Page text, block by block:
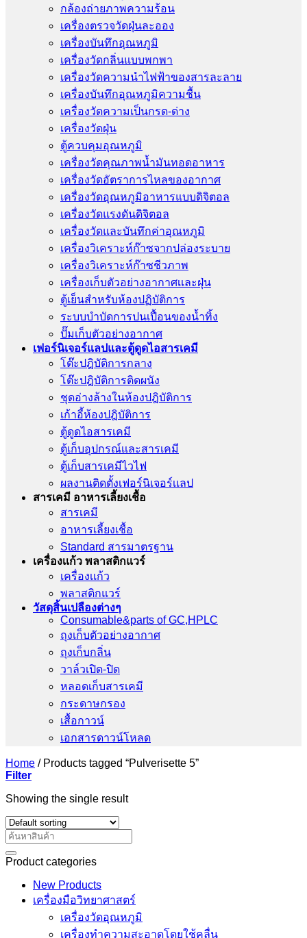
กล้องถ่ายภาพความร้อน
เครื่องตรวจวัดฝุ่นละออง
เครื่องบันทึกอุณหภูมิ
เครื่องวัดกลิ่นแบบพกพา
เครื่องวัดความนําไฟฟ้าของสารละลาย
เครื่องบันทึกอุณหภูมิความชื้น
เครื่องวัดความเป็นกรด-ด่าง
เครื่องวัดฝุ่น
ตู้ควบคุมอุณหภูมิ
เครื่องวัดคุณภาพน้ำมันทอดอาหาร
เครื่องวัดอัตราการไหลของอากาศ
เครื่องวัดอุณหภูมิอาหารแบบดิจิตอล
เครื่องวัดแรงดันดิจิตอล
เครื่องวัดและบันทึกค่าอุณหภูมิ
เครื่องวิเคราะห์ก๊าซจากปล่องระบาย
เครื่องวิเคราะห์ก๊าซชีวภาพ
เครื่องเก็บตัวอย่างอากาศเเละฝุ่น
ตู้เย็นสำหรับห้องปฏิบัติการ
ระบบบำบัดการปนเปื้อนของน้ำทิ้ง
ปั๊มเก็บตัวอย่างอากาศ
เฟอร์นิเจอร์แลปและตู้ดูดไอสารเคมี
โต๊ะปฎิบัติการกลาง
โต๊ะปฎิบัติการติดผนัง
ชุดอ่างล้างในห้องปฎิบัติการ
เก้าอี้ห้องปฎิบัติการ
ตู้ดูดไอสารเคมี
ตู้เก็บอุปกรณ์เเละสารเคมี
ตู้เก็บสารเคมีไวไฟ
ผลงานติดตั้งเฟอร์นิเจอร์เเลป
สารเคมี อาหารเลี้ยงเชื้อ
สารเคมี
อาหารเลี้ยงเชื้อ
Standard สารมาตรฐาน
เครื่องเเก้ว พลาสติกแวร์
เครื่องเเก้ว
พลาสติกแวร์
วัสดุสิ้นเปลืองต่างๆ
Consumable&parts of GC,HPLC
ถุงเก็บตัวอย่างอากาศ
ถุงเก็บกลิ่น
วาล์วเปิด-ปิด
หลอดเก็บสารเคมี
กระดาษกรอง
เสื้อกาวน์
เอกสารดาวน์โหลด
Home /Products tagged “Pulverisette 5”
Filter
Showing the single result
Search
for:
Product categories
New Products
เครื่องมือวิทยาศาสตร์
เครื่องวัดอุณหภูมิ
เครื่องทำความสะอาดโดยใช้คลื่น